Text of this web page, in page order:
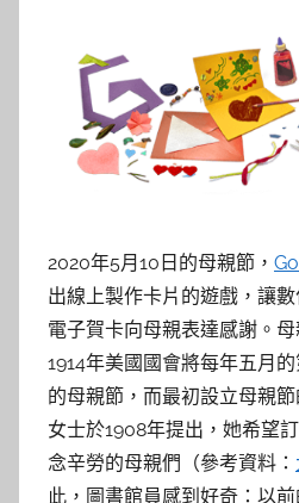
服
務
部
落
2020年5月10日的母親節，
出線上製作卡片的遊戲，讓
電子賀卡向母親表達感謝。
1914年美國國會將每年五月
的母親節，而最初設立母親
女士於1908年提出，她希望
念辛勞的母親們（參考資料：
此，圖書館員感到好奇：以